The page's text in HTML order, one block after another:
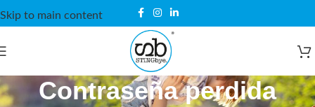
Skip to main content
Contraseña perdida